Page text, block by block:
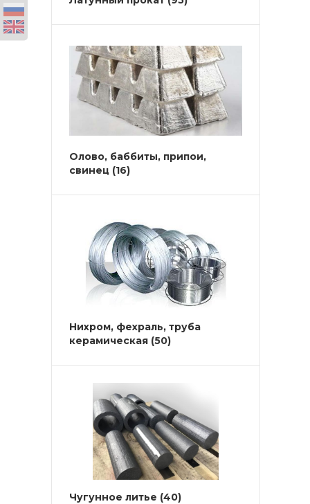
Олово, баббиты, припои,
свинец (16)
Нихром, фехраль, труба
керамическая (50)
Чугунное литье (40)